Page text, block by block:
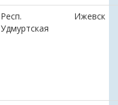
Респ.
Удмуртская
Ижевск